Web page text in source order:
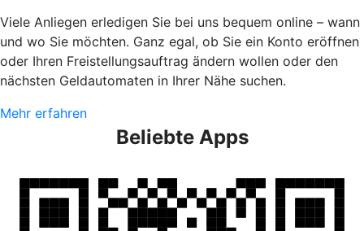
Viele Anliegen erledigen Sie bei uns bequem online – wann
und wo Sie möchten. Ganz egal, ob Sie ein Konto eröffnen
oder Ihren Freistellungsauftrag ändern wollen oder den
nächsten Geldautomaten in Ihrer Nähe suchen.
Mehr erfahren
Beliebte Apps